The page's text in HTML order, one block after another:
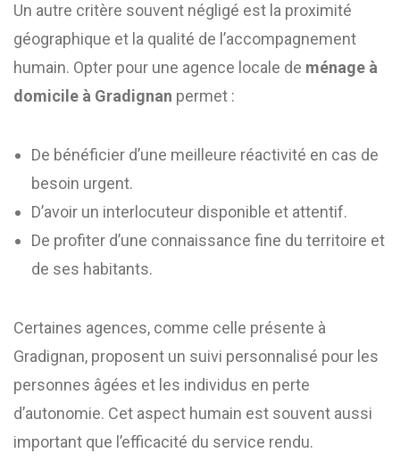
Un autre critère souvent négligé est la proximité
géographique et la qualité de l’accompagnement
humain. Opter pour une agence locale de ménage à
domicile à Gradignan permet :
De bénéficier d’une meilleure réactivité en cas de
besoin urgent.
D’avoir un interlocuteur disponible et attentif.
De profiter d’une connaissance fine du territoire et
de ses habitants.
Certaines agences, comme celle présente à
Gradignan, proposent un suivi personnalisé pour les
personnes âgées et les individus en perte
d’autonomie. Cet aspect humain est souvent aussi
important que l’efficacité du service rendu.